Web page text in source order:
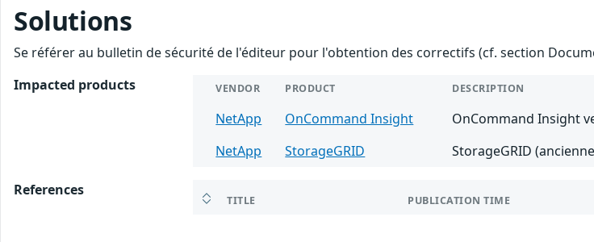
Solutions
Se référer au bulletin de sécurité de l'éditeur pour l'obtention des correctifs (cf. section
Impacted products
VENDOR PRODUCT DESCRIPTION
NetApp OnCommand Insight
OnCommand Insight
NetApp
StorageGRID StorageGRID
References
TITLE PUBLICATION TIME